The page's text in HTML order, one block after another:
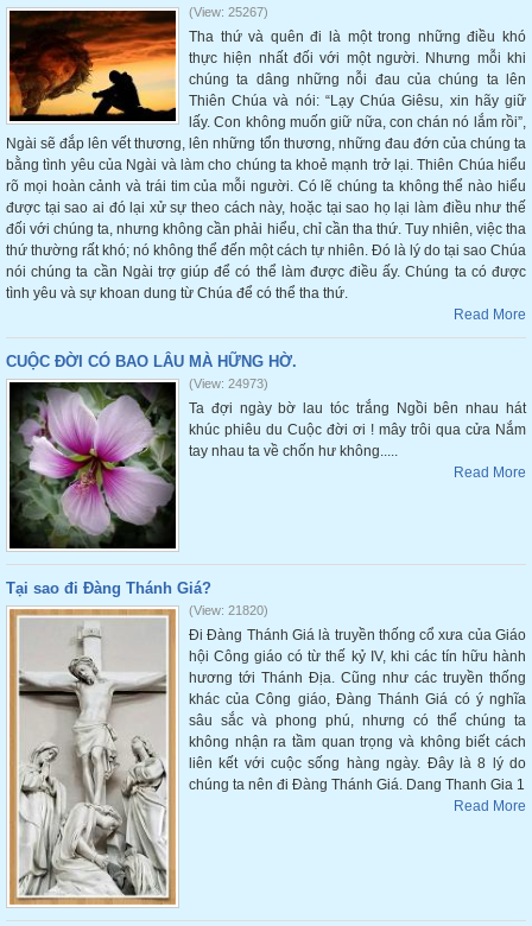
(View: 25267)
Tha thứ và quên đi là một trong những điều khó
thực hiện nhất đối với một người. Nhưng mỗi khi
chúng ta dâng những nỗi đau của chúng ta lên
Thiên Chúa và nói: “Lạy Chúa Giêsu, xin hãy giữ
lấy. Con không muốn giữ nữa, con chán nó lắm rồi”,
Ngài sẽ đắp lên vết thương, lên những tổn thương, những đau đớn của chúng ta
bằng tình yêu của Ngài và làm cho chúng ta khoẻ mạnh trở lại. Thiên Chúa hiểu
rõ mọi hoàn cảnh và trái tim của mỗi người. Có lẽ chúng ta không thể nào hiểu
được tại sao ai đó lại xử sự theo cách này, hoặc tại sao họ lại làm điều như thế
đối với chúng ta, nhưng không cần phải hiểu, chỉ cần tha thứ. Tuy nhiên, việc tha
thứ thường rất khó; nó không thể đến một cách tự nhiên. Đó là lý do tại sao Chúa
nói chúng ta cần Ngài trợ giúp để có thể làm được điều ấy. Chúng ta có được
tình yêu và sự khoan dung từ Chúa để có thể tha thứ.
Read More
CUỘC ĐỜI CÓ BAO LÂU MÀ HỮNG HỜ.
(View: 24973)
Ta đợi ngày bờ lau tóc trắng Ngồi bên nhau hát
khúc phiêu du Cuộc đời ơi ! mây trôi qua cửa Nắm
tay nhau ta về chốn hư không.....
Read More
Tại sao đi Đàng Thánh Giá?
(View: 21820)
Đi Đàng Thánh Giá là truyền thống cổ xưa của Giáo
hội Công giáo có từ thế kỷ IV, khi các tín hữu hành
hương tới Thánh Địa. Cũng như các truyền thống
khác của Công giáo, Đàng Thánh Giá có ý nghĩa
sâu sắc và phong phú, nhưng có thể chúng ta
không nhận ra tầm quan trọng và không biết cách
liên kết với cuộc sống hàng ngày. Đây là 8 lý do
chúng ta nên đi Đàng Thánh Giá. Dang Thanh Gia 1
Read More